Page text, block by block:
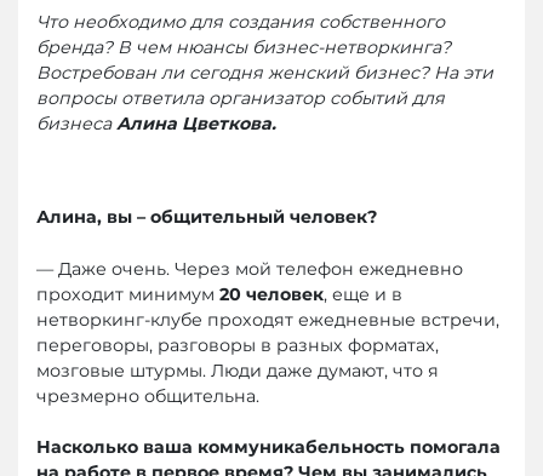
Что необходимо для создания собственного
бренда? В чем нюансы бизнес-нетворкинга?
Востребован ли сегодня женский бизнес? На эти
вопросы ответила организатор событий для
бизнесаАлина Цветкова.
Алина, вы – общительный человек?
— Даже очень. Через мой телефон ежедневно
проходит минимум 20 человек, еще и в
нетворкинг-клубе проходят ежедневные встречи,
переговоры, разговоры в разных форматах,
мозговые штурмы. Люди даже думают, что я
чрезмерно общительна.
Насколько ваша коммуникабельность помогала